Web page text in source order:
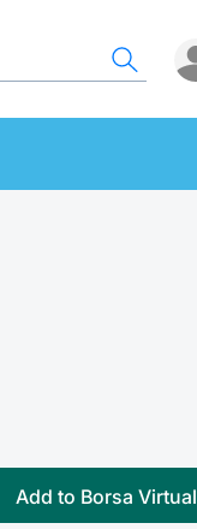
Add to Borsa